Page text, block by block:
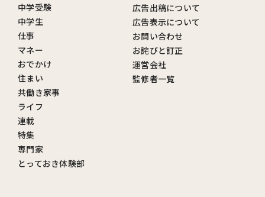
中学受験
中学生
仕事
マネー
おでかけ
住まい
共働き家事
ライフ
連載
特集
専門家
とっておき体験部
広告出稿について
広告表示について
お問い合わせ
お詫びと訂正
運営会社
監修者一覧